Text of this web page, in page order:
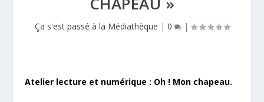
Ça s'est passé à la Médiathèque | 0 |
Atelier lecture et numérique : Oh ! Mon chapeau.